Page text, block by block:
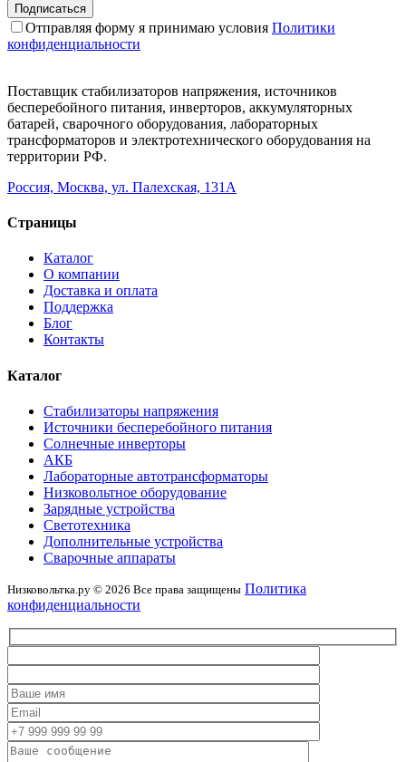
Отправляя форму я принимаю условия Политики
конфиденциальности
Поставщик стабилизаторов напряжения, источников
бесперебойного питания, инверторов, аккумуляторных
батарей, сварочного оборудования, лабораторных
трансформаторов и электротехнического оборудования на
территории РФ.
Россия, Москва, ул. Палехская, 131А
Страницы
Каталог
О компании
Доставка и оплата
Поддержка
Блог
Контакты
Каталог
Стабилизаторы напряжения
Источники бесперебойного питания
Солнечные инверторы
АКБ
Лабораторные автотрансформаторы
Низковольтное оборудование
Зарядные устройства
Светотехника
Дополнительные устройства
Сварочные аппараты
Низковольтка.ру © 2026 Все права защищены Политика
конфиденциальности